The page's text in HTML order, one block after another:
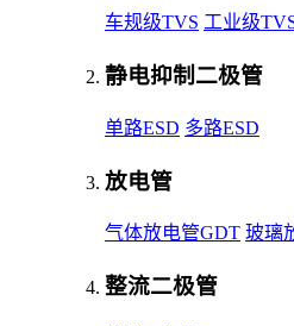
车规级TVS 工业级
静电抑制二极管
单路ESD 多路ESD
放电管
气体放电管GDT 玻璃
整流二极管